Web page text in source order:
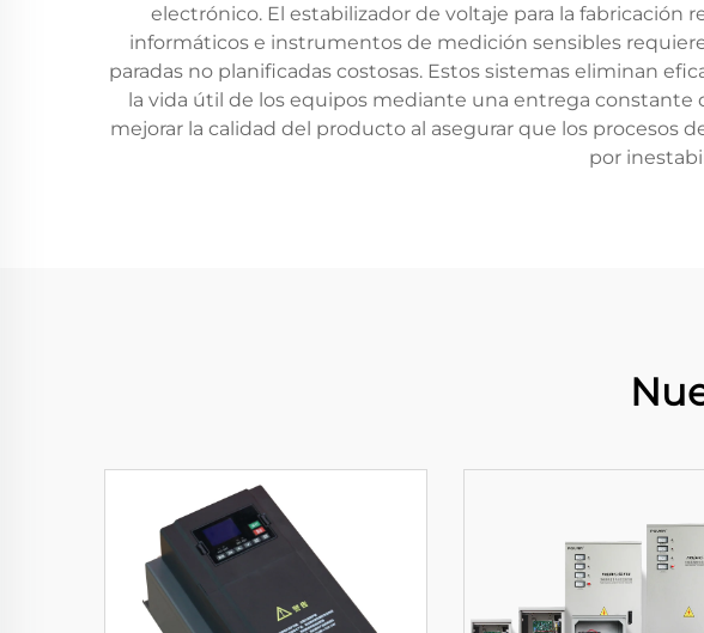
electrónico. El estabilizador de voltaje para la
informáticos e instrumentos de medición sensibles
paradas no planificadas costosas. Estos sistemas eliminan
la vida útil de los equipos mediante una entrega constante
mejorar la calidad del producto al asegurar que los procesos
por